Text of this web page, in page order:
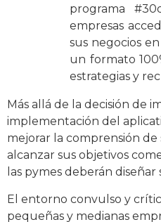
programa
empresas
sus negocios
un formato
estrategias y
Más allá de la decisión de
implementación del
mejorar la comprensión de
alcanzar sus objetivos
las pymes deberán
El entorno convulso y
pequeñas y medianas